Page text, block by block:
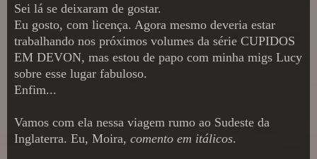
Sei lá se deixaram de gostar.
Eu gosto, com licença. Agora mesmo deveria estar
trabalhando nos próximos volumes da série CUPIDOS
EM DEVON, mas estou de papo com minha migs Lucy
sobre esse lugar fabuloso.
Enfim...
Vamos com ela nessa viagem rumo ao Sudeste da
Inglaterra. Eu, Moira, comento em itálicos.